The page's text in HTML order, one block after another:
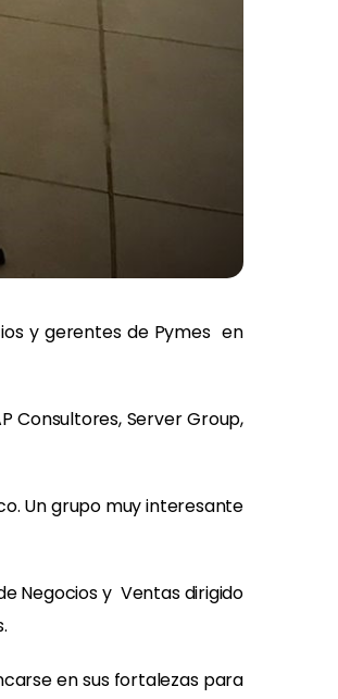
y gerentes de Pymes en
Consultores, Server Group,
Un grupo muy interesante
Negocios y Ventas dirigido
en sus fortalezas para